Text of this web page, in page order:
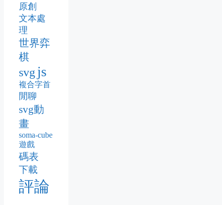
原創
文本處
理
世界弈
棋
svg js
複合字首
閒聊
svg動
畫
soma-cube
遊戲
碼表
下載
評論